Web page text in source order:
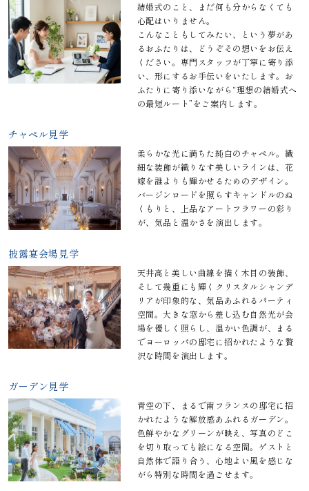
結婚式のこと、まだ何も分からなくても
心配はいりません。
こんなこともしてみたい、という夢があ
るおふたりは、どうぞその想いをお伝え
ください。専門スタッフが丁寧に寄り添
い、形にするお手伝いをいたします。お
ふたりに寄り添いながら“理想の結婚式へ
の最短ルート”をご案内します。
チャペル見学
柔らかな光に満ちた純白のチャペル。繊
細な装飾が織りなす美しいラインは、花
嫁を誰よりも輝かせるためのデザイン。
バージンロードを照らすキャンドルのぬ
くもりと、上品なアートフラワーの彩り
が、気品と温かさを演出します。
披露宴会場見学
天井高と美しい曲線を描く木目の装飾、
そして幾重にも輝くクリスタルシャンデ
リアが印象的な、気品あふれるパーティ
空間。大きな窓から差し込む自然光が会
場を優しく照らし、温かい色調が、まる
でヨーロッパの邸宅に招かれたような贅
沢な時間を演出します。
ガーデン見学
青空の下、まるで南フランスの邸宅に招
かれたような解放感あふれるガーデン。
色鮮やかなグリーンが映え、写真のどこ
を切り取っても絵になる空間。ゲストと
自然体で語り合う、心地よい風を感じな
がら特別な時間を過ごせます。